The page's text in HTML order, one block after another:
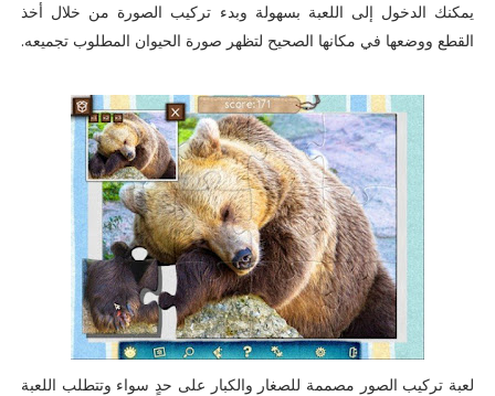
يمكنك الدخول إلى اللعبة بسهولة وبدء تركيب الصورة من خلال أخذ
القطع ووضعها في مكانها الصحيح لتظهر صورة الحيوان المطلوب تجميعه.
لعبة تركيب الصور مصممة للصغار والكبار على حدٍ سواء وتتطلب اللعبة